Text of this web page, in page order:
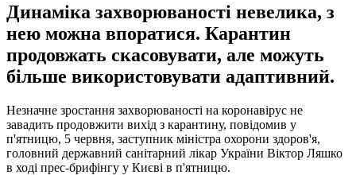
Динаміка захворюваності невелика, з
нею можна впоратися. Карантин
продовжать скасовувати, але можуть
більше використовувати адаптивний.
Незначне зростання захворюваності на коронавірус не
завадить продовжити вихід з карантину, повідомив у
п'ятницю, 5 червня, заступник міністра охорони здоров'я,
головний державний санітарний лікар України Віктор Ляшко
в ході прес-брифінгу у Києві в п'ятницю.